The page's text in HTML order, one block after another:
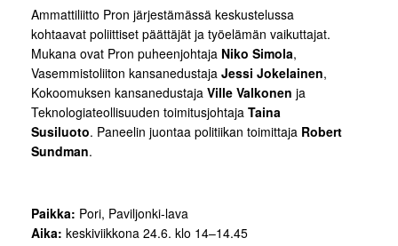
Ammattiliitto Pron järjestämässä keskustelussa
kohtaavat poliittiset päättäjät ja työelämän vaikuttajat.
Mukana ovat Pron puheenjohtaja Niko Simola,
Vasemmistoliiton kansanedustaja Jessi Jokelainen,
Kokoomuksen kansanedustaja Ville Valkonen ja
Teknologiateollisuuden toimitusjohtaja Taina
Susiluoto. Paneelin juontaa politiikan toimittaja Robert
Sundman.
Paikka: Pori, Paviljonki-lava
Aika: keskiviikkona 24.6. klo 14–14.45